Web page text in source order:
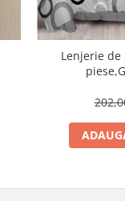
Lenjerie de